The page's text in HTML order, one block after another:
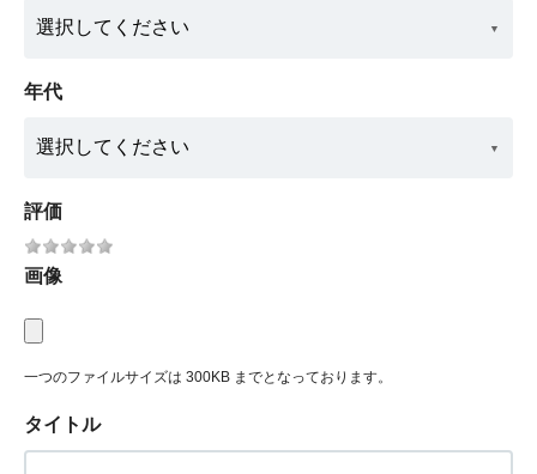
年代
評価
画像
一つのファイルサイズは 300KB までとなっております。
タイトル